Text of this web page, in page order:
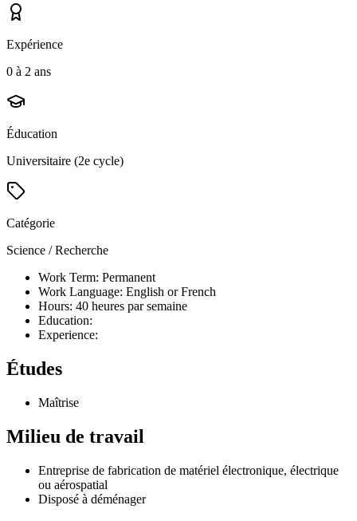
Expérience
0 à 2 ans
Éducation
Universitaire (2e cycle)
Catégorie
Science / Recherche
Work Term: Permanent
Work Language: English or French
Hours: 40 heures par semaine
Education:
Experience:
Études
Maîtrise
Milieu de travail
Entreprise de fabrication de matériel électronique, électrique
ou aérospatial
Disposé à déménager